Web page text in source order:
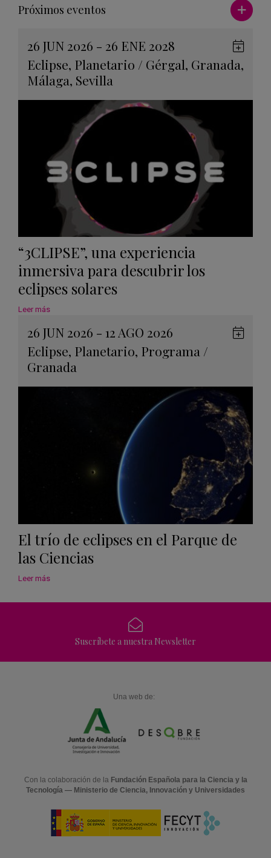
Próximos eventos Ver más
26 JUN 2026 - 26 ENE 2028
Eclipse, Planetario / Gérgal, Granada,
Málaga, Sevilla
en
“3CLIPSE”, una experiencia
inmersiva para descubrir los
eclipses solares
Leer más
26 JUN 2026 - 12 AGO 2026
Eclipse, Planetario, Programa /
Granada
El trío de eclipses en el Parque de
las Ciencias
Leer más
Suscríbete a nuestra Newsletter
Una web de:
Con la colaboración de la Fundación Española para la Ciencia y la
Tecnología — Ministerio de Ciencia, Innovación y Universidades